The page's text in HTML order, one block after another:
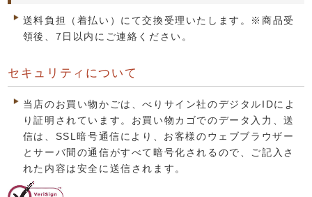
送料負担（着払い）にて交換受理いたします。※商品受
領後、7日以内にご連絡ください。
セキュリティについて
当店のお買い物かごは、べりサイン社のデジタルIDによ
り証明されています。お買い物カゴでのデータ入力、送
信は、SSL暗号通信により、お客様のウェブブラウザー
とサーバ間の通信がすべて暗号化されるので、ご記入さ
れた内容は安全に送信されます。